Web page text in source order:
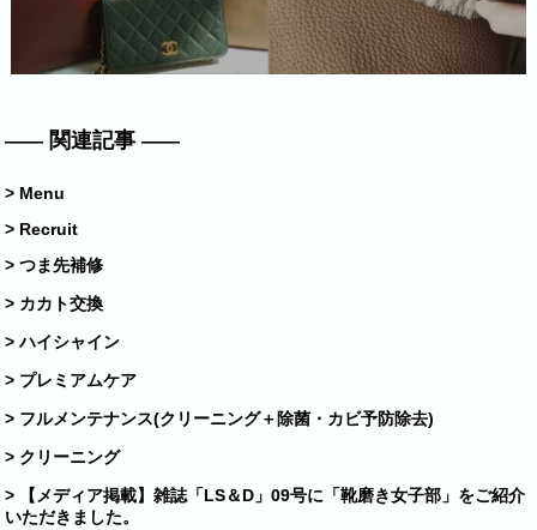
関連記事
> Menu
> Recruit
> つま先補修
> カカト交換
> ハイシャイン
> プレミアムケア
> フルメンテナンス(クリーニング＋除菌・カビ予防除去)
> クリーニング
> 【メディア掲載】雑誌「LS＆D」09号に「靴磨き女子部」をご紹介
いただきました。